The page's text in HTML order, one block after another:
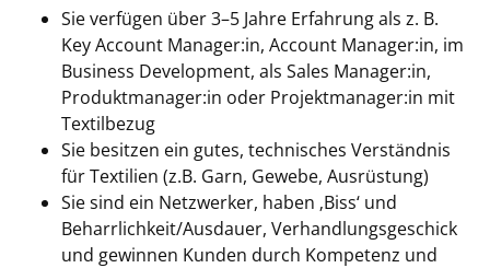
Sie verfügen über 3–5 Jahre Erfahrung als z. B.
Key Account Manager:in, Account Manager:in, im
Business Development, als Sales Manager:in,
Produktmanager:in oder Projektmanager:in mit
Textilbezug
Sie besitzen ein gutes, technisches Verständnis
für Textilien (z.B. Garn, Gewebe, Ausrüstung)
Sie sind ein Netzwerker, haben ‚Biss‘ und
Beharrlichkeit/Ausdauer, Verhandlungsgeschick
und gewinnen Kunden durch Kompetenz und